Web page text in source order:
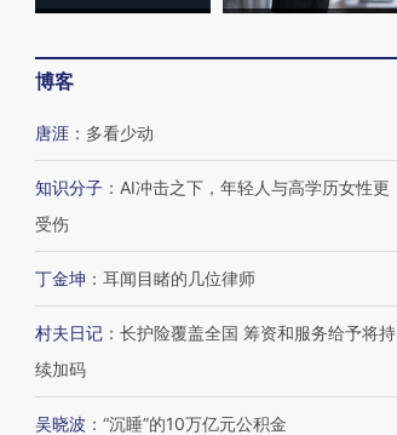
博客
唐涯 ： 多看少动
知识分子 ： AI冲击之下，年轻人与高学历女性更
受伤
丁金坤 ： 耳闻目睹的几位律师
村夫日记 ： 长护险覆盖全国 筹资和服务给予将持
续加码
吴晓波 ： “沉睡”的10万亿元公积金